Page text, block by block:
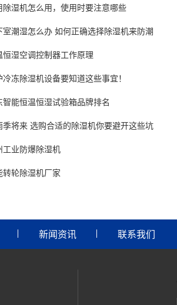
除湿机怎么用，使用时要注意哪些
室潮湿怎么办 如何正确选择除湿机来防潮
恒湿空调控制器工作原理
冷冻除湿机设备要知道这些事宜！
智能恒温恒湿试验箱品牌排名
季将来 选购合适的除湿机你要避开这些坑
工业防爆除湿机
转轮除湿机厂家
新闻资讯 联系我们